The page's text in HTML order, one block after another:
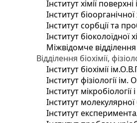
Інститут хімії
Інститут
Інститут сорбції та
Інститут біоколоїдної
Міжвідомче
Відділення біохімії,
Інститут біохімії
Інститут фізіології
Інститут
Інститут молекулярної
Інститут